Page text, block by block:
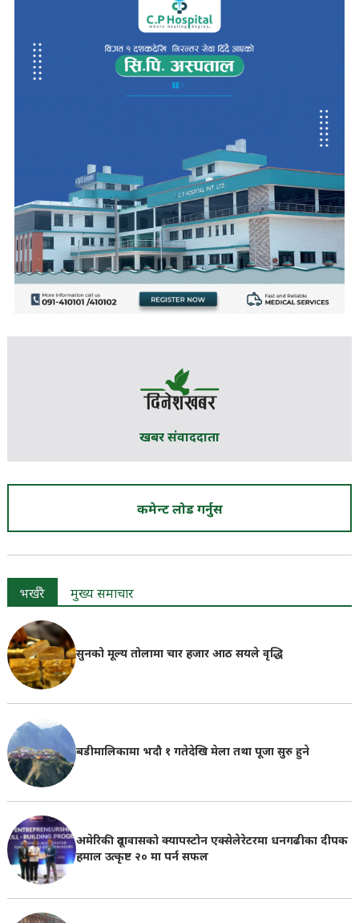
खबर संवाददाता
कमेन्ट लोड गर्नुस
भर्खरै मुख्य समाचार
सुनको मूल्य तोलामा चार हजार आठ सयले वृद्धि
बडीमालिकामा भदौ १ गतेदेखि मेला तथा पूजा सुरु हुने
अमेरिकी दूतावासको क्यापस्टोन एक्सेलेरेटरमा धनगढीका दीपक
हमाल उत्कृष्ट २० मा पर्न सफल